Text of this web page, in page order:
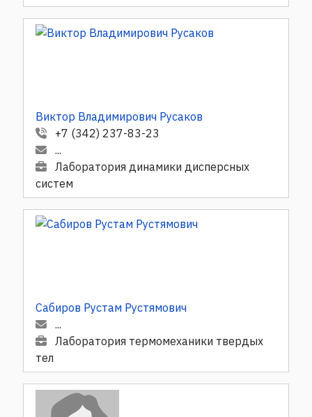
Виктор Владимирович Русаков
+7 (342) 237-83-23
...
Лаборатория динамики дисперсных
систем
Сабиров Рустам Рустямович
...
Лаборатория термомеханики твердых
тел